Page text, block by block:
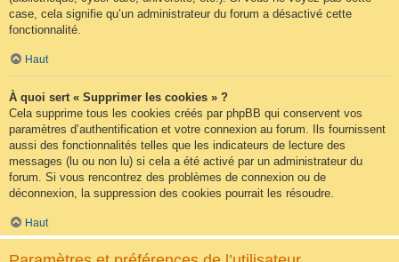
case, cela signifie qu’un administrateur du forum a désactivé cette
fonctionnalité.
Haut
À quoi sert « Supprimer les cookies » ?
Cela supprime tous les cookies créés par phpBB qui conservent vos
paramètres d’authentification et votre connexion au forum. Ils fournissent
aussi des fonctionnalités telles que les indicateurs de lecture des
messages (lu ou non lu) si cela a été activé par un administrateur du
forum. Si vous rencontrez des problèmes de connexion ou de
déconnexion, la suppression des cookies pourrait les résoudre.
Haut